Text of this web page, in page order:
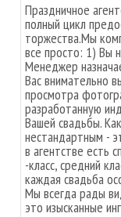
Праздничное
полный цикл
торжества.Мы
все просто: 1) Вы
Менеджер
Вас внимательно
просмотра
разработанную
Вашей свадьбы.
нестандартным -
в агентстве есть
-класс, средний
каждая свадьба
Мы всегда рады
это изысканные